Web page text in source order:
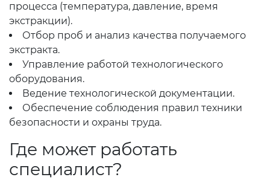
процесса (температура, давление, время
экстракции).
Отбор проб и анализ качества получаемого
экстракта.
Управление работой технологического
оборудования.
Ведение технологической документации.
Обеспечение соблюдения правил техники
безопасности и охраны труда.
Где может работать
специалист?